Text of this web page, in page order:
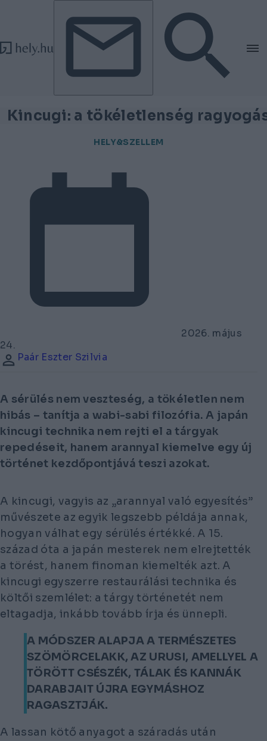
Tovább a tartalomhoz
Tovább a lábléchez
Kincugi: a tökéletlenség
HELY&SZELLEM
2026. május
24.
Paár Eszter Szilvia
A sérülés nem veszteség, a tökéletlen nem
hibás – tanítja a wabi-sabi filozófia. A japán
kincugi technika nem rejti el a tárgyak
repedéseit, hanem arannyal kiemelve egy új
történet kezdőpontjává teszi azokat.
A kincugi, vagyis az „arannyal való egyesítés”
művészete az egyik legszebb példája annak,
hogyan válhat egy sérülés értékké. A 15.
század óta a japán mesterek nem elrejtették
a törést, hanem finoman kiemelték azt. A
kincugi egyszerre restaurálási technika és
költői szemlélet: a tárgy történetét nem
eltagadja, inkább tovább írja és ünnepli.
A MÓDSZER ALAPJA A TERMÉSZETES
SZÖMÖRCELAKK, AZ URUSI, AMELLYEL A
TÖRÖTT CSÉSZÉK, TÁLAK ÉS KANNÁK
DARABJAIT ÚJRA EGYMÁSHOZ
RAGASZTJÁK.
A lassan kötő anyagot a száradás után